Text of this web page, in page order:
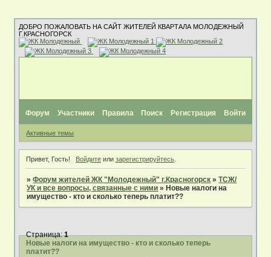
ДОБРО ПОЖАЛОВАТЬ НА САЙТ ЖИТЕЛЕЙ КВАРТАЛА МОЛОДЕЖНЫЙ
Г.КРАСНОГОРСК
Форум Участники Правила Поиск Регистрация Войти
Активные темы
Привет, Гость! Войдитеили зарегистрируйтесь.
»Форум жителей ЖК "Молодежный" г.Красногорск »ТСЖ/
УК и все вопросы, связанные с ними » Новые налоги на
имущество - кто и сколько теперь платит??
Новые налоги на имущество - кто и сколько теперь
платит??
Страница:1